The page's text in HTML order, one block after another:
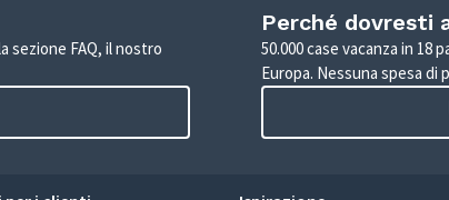
sezione FAQ, il nostro
Perché dovresti
50.000 case vacanza in 18
Europa. Nessuna spesa di